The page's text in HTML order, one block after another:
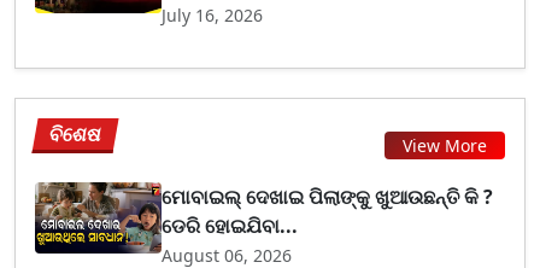
July 16, 2026
ବିଶେଷ View More
ମୋବାଇଲ୍ ଦେଖାଇ ପିଲାଙ୍କୁ ଖୁଆଉଛନ୍ତି କି ?
ଡେରି ହୋଇଯିବା...
August 06, 2026